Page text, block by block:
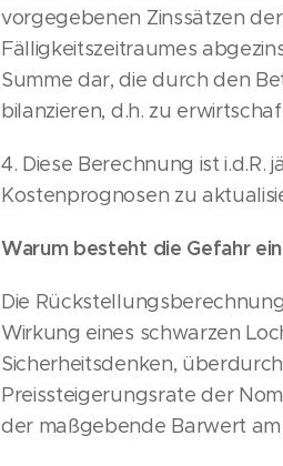
vorgegebenen Zinssätzen
Fälligkeitszeitraumes
Summe dar, die durch den
bilanzieren, d.h. zu
4. Diese Berechnung ist i.d.R.
Kostenprognosen zu
Warum besteht die Gefahr
Die
Wirkung eines schwarzen
Sicherheitsdenken,
Preissteigerungsrate der
der maßgebende Barwert